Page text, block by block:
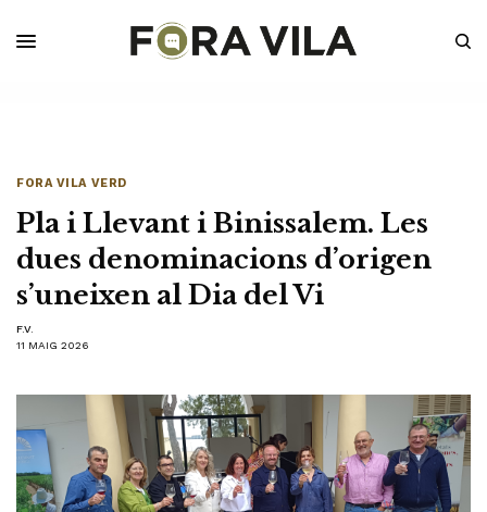
FORA VILA VERD
Pla i Llevant i Binissalem. Les
dues denominacions d’origen
s’uneixen al Dia del Vi
F.V.
11 MAIG 2026